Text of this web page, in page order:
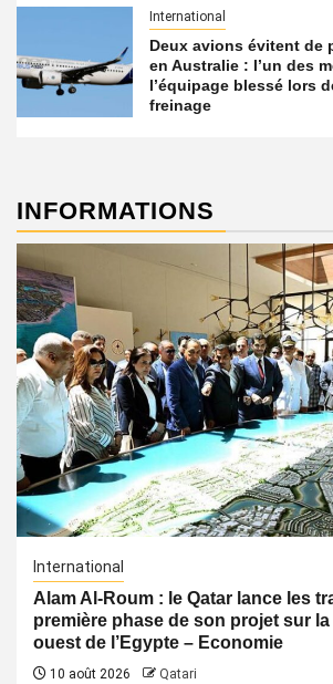
International
Deux avions évitent de
en Australie : l’un des
l’équipage blessé lors
freinage
INFORMATIONS
International
Alam Al-Roum : le Qatar lance les
première phase de son projet sur
ouest de l’Egypte – Economie
10 août 2026 Qatari